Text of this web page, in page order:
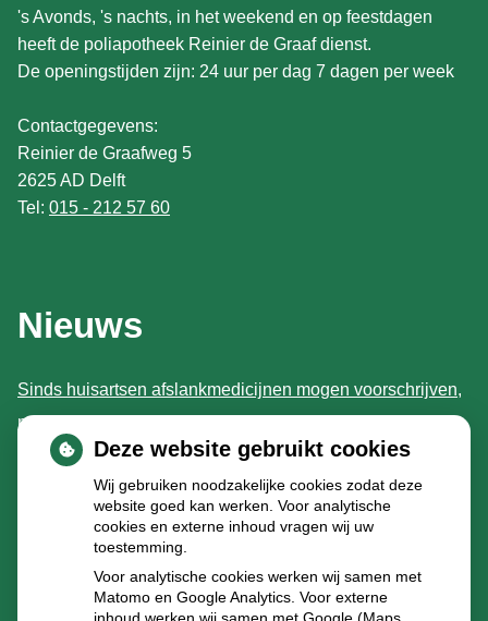
's Avonds, 's nachts, in het weekend en op feestdagen
heeft de poliapotheek Reinier de Graaf dienst.
De openingstijden zijn: 24 uur per dag 7 dagen per week
Contactgegevens:
Reinier de Graafweg 5
2625 AD Delft
Tel: 015 - 212 57 60
Nieuws
Sinds huisartsen afslankmedicijnen mogen voorschrijven,
neemt gebruik toe
Schurft sinds corona geen vergeten ziekte meer: aantal
uitbraken fors gestegen
Stoppen met afslankmedicijnen betekent zonder
leefstijlaanpassingen weer gewichtstoename
Kookadvies drinkwater in provincie Utrecht vanwege
Deze website gebruikt cookies
Wij gebruiken noodzakelijke cookies zodat deze
website goed kan werken. Voor analytische
cookies en externe inhoud vragen wij uw
toestemming.
Voor analytische cookies werken wij samen met
Matomo en Google Analytics. Voor externe